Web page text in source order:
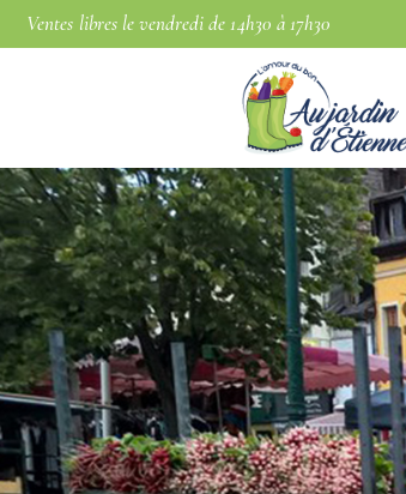
Ventes libres le vendredi de 14h30 à 17h30